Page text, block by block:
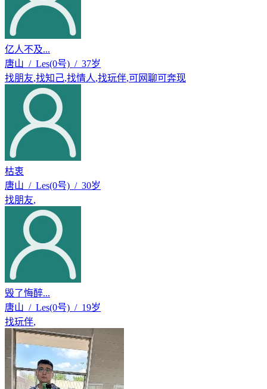
亿人不及...
唐山 / Les(0号) / 37岁
找朋友,找知己,找情人,找玩伴,可网聊可奔现
枯衷
唐山 / Les(0号) / 30岁
找朋友,
毁了悔醉...
唐山 / Les(0号) / 19岁
找玩伴,